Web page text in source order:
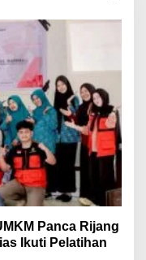
Panca Rijang
Ikuti Pelatihan